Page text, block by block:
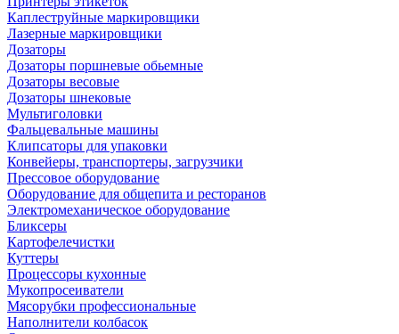
Каплеструйные маркировщики
Лазерные маркировщики
Дозаторы
Дозаторы поршневые обьемные
Дозаторы весовые
Дозаторы шнековые
Мультиголовки
Фальцевальные машины
Клипсаторы для упаковки
Конвейеры, транспортеры, загрузчики
Прессовое оборудование
Оборудование для общепита и ресторанов
Электромеханическое оборудование
Бликсеры
Картофелечистки
Куттеры
Процессоры кухонные
Мукопросеиватели
Мясорубки профессиональные
Наполнители колбасок